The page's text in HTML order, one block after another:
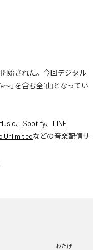
開始された。今回デジタル
～」を含む全1曲となってい
、 Spotify、 LINE
Unlimitedなどの音楽配信サ
わたげ